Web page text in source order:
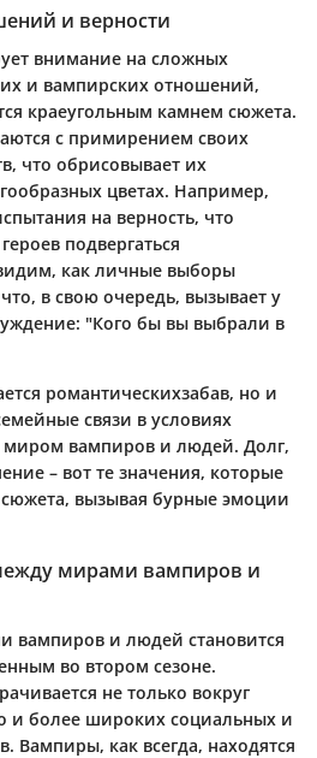
и верности
внимание на сложных
и вампирских отношений,
краеугольным камнем сюжета.
с примирением своих
что обрисовывает их
цветах. Например,
на верность, что
подвергаться
как личные выборы
в свою очередь, вызывает у
"Кого бы вы выбрали в
романтическихзабав, но и
связи в условиях
вампиров и людей. Долг,
– вот те значения, которые
сюжета, вызывая бурные эмоции
мирами вампиров и
вампиров и людей становится
во втором сезоне.
не только вокруг
и более широких социальных и
Вампиры, как всегда, находятся